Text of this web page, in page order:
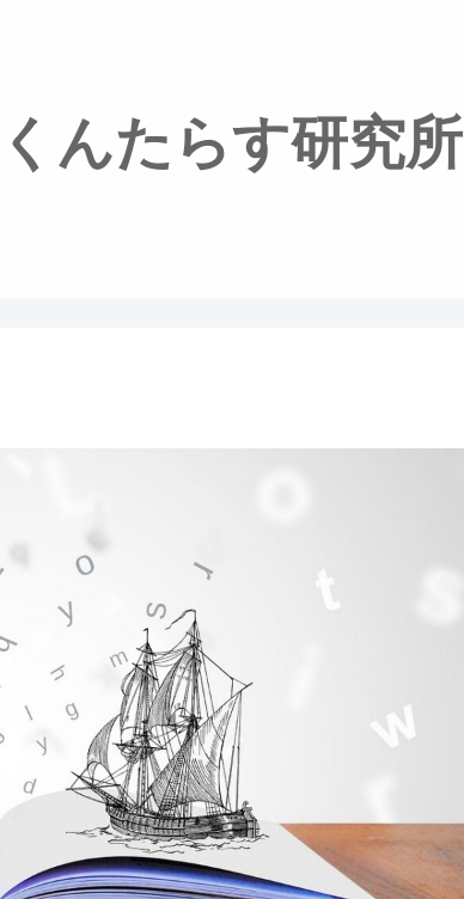
くんたらす研究所